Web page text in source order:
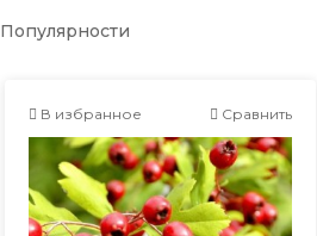
Популярности
В избранное Сравнить